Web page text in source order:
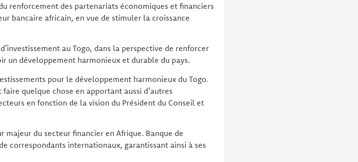
renforcement des partenariats économiques et financiers
bancaire africain, en vue de stimuler la croissance
au Togo, dans la perspective de renforcer
un développement harmonieux et durable du pays.
pour le développement harmonieux du Togo.
quelque chose en apportant aussi d’autres
en fonction de la vision du Président du Conseil et
majeur du secteur financier en Afrique. Banque de
correspondants internationaux, garantissant ainsi à ses